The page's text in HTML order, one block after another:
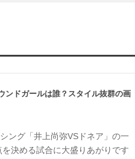
ンドガールは誰？スタイル抜群の画
ング「井上尚弥VSドネア」の一
決める試合に大盛りあがりです